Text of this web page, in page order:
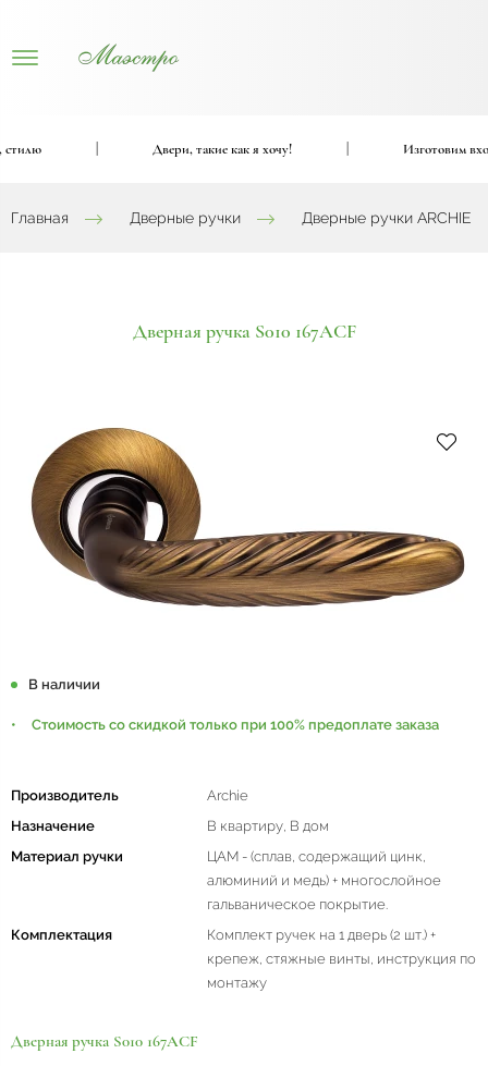
Двери, такие как я хочу! Изготовим
Главная Дверные ручки Дверные ручки ARCHIE
Дверная ручка S010 167ACF
В наличии
Стоимость со скидкой только при 100% предоплате заказа
Производитель
Archie
Назначение
В квартиру, В дом
Материал ручки
ЦАМ - (сплав, содержащий цинк,
алюминий и медь) + многослойное
гальваническое покрытие.
Комплектация
Комплект ручек на 1 дверь (2 шт.) +
крепеж, стяжные винты, инструкция по
монтажу
Дверная ручка S010 167ACF